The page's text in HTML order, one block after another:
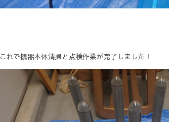
これで機器本体清掃と点検作業が完了しました！